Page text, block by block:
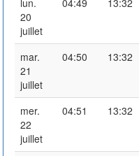
20
juillet
mar.
21
juillet
04:50 13:32
mer.
22
juillet
04:51 13:32